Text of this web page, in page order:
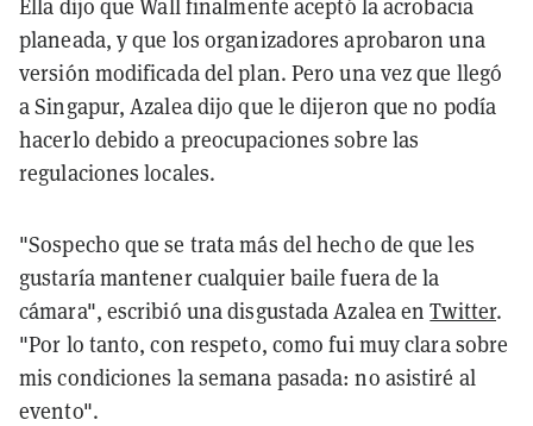
Ella dijo que Wall finalmente aceptó la acrobacia
planeada, y que los organizadores aprobaron una
versión modificada del plan. Pero una vez que llegó
a Singapur, Azalea dijo que le dijeron que no podía
hacerlo debido a preocupaciones sobre las
regulaciones locales.
"Sospecho que se trata más del hecho de que les
gustaría mantener cualquier baile fuera de la
cámara", escribió una disgustada Azalea enTwitter.
"Por lo tanto, con respeto, como fui muy clara sobre
mis condiciones la semana pasada: no asistiré al
evento".